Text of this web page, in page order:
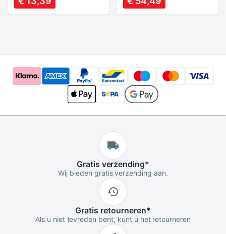
Aquarium Decor
Vliegende Rock
Ornament
Ornament
Gratis verzending*
Wij bieden gratis verzending aan.
Gratis retourneren*
Als u niet tevreden bent, kunt u het retourneren